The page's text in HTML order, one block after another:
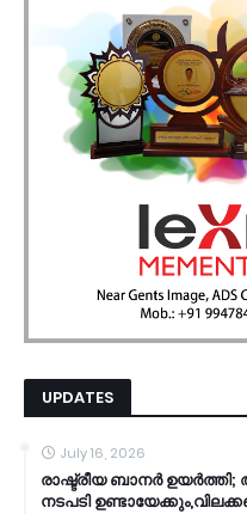
UPDATES
July 16, 2026
രാഷ്ട്രീയ ബാനർ ഉയർത്തി;
നടപടി